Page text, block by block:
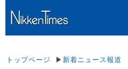
トップページ ▶ 新着ニュース報道